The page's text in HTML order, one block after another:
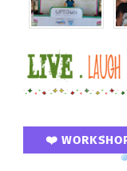
❤️